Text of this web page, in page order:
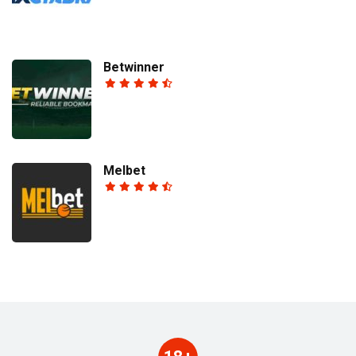
Betwinner
Melbet